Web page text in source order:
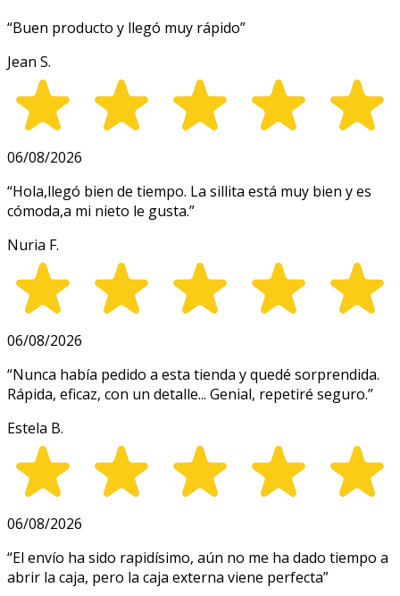
“Buen producto y llegó muy rápido”
Jean S.
06/08/2026
“Hola,llegó bien de tiempo. La sillita está muy bien y es
cómoda,a mi nieto le gusta.”
Nuria F.
06/08/2026
“Nunca había pedido a esta tienda y quedé sorprendida.
Rápida, eficaz, con un detalle... Genial, repetiré seguro.”
Estela B.
06/08/2026
“El envío ha sido rapidísimo, aún no me ha dado tiempo a
abrir la caja, pero la caja externa viene perfecta”